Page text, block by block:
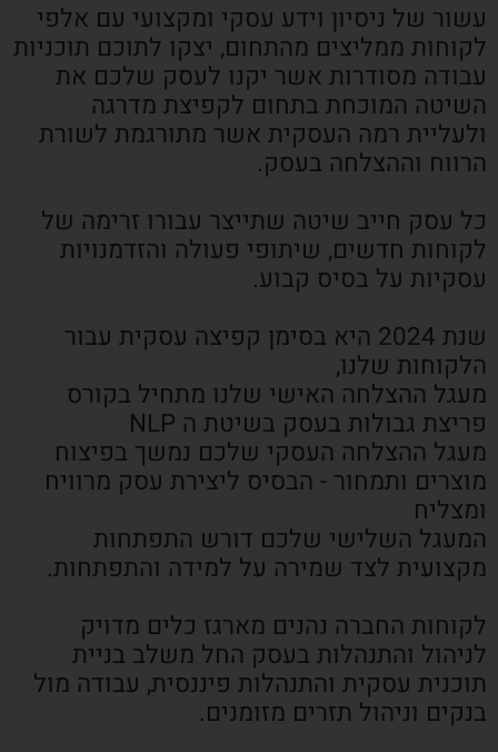
עשור של ניסיון וידע עסקי ומקצועי עם אלפי
לקוחות ממליצים מהתחום, יצקו לתוכם תוכניות
עבודה מסודרות אשר יקנו לעסק שלכם את
השיטה המוכחת בתחום לקפיצת מדרגה
ולעליית רמה העסקית אשר מתורגמת לשורת
הרווח וההצלחה בעסק.
כל עסק חייב שיטה שתייצר עבורו זרימה של
לקוחות חדשים, שיתופי פעולה והזדמנויות
עסקיות על בסיס קבוע.
שנת 2024 היא בסימן קפיצה עסקית עבור
הלקוחות שלנו,
מעגל ההצלחה האישי שלנו מתחיל בקורס
פריצת גבולות בעסק בשיטת ה NLP
מעגל ההצלחה העסקי שלכם נמשך בפיצוח
מוצרים ותמחור - הבסיס ליצירת עסק מרוויח
ומצליח
המעגל השלישי שלכם דורש התפתחות
מקצועית לצד שמירה על למידה והתפתחות.
לקוחות החברה נהנים מארגז כלים מדויק
לניהול והתנהלות בעסק החל משלב בניית
תוכנית עסקית והתנהלות פיננסית, עבודה מול
בנקים וניהול תזרים מזומנים.